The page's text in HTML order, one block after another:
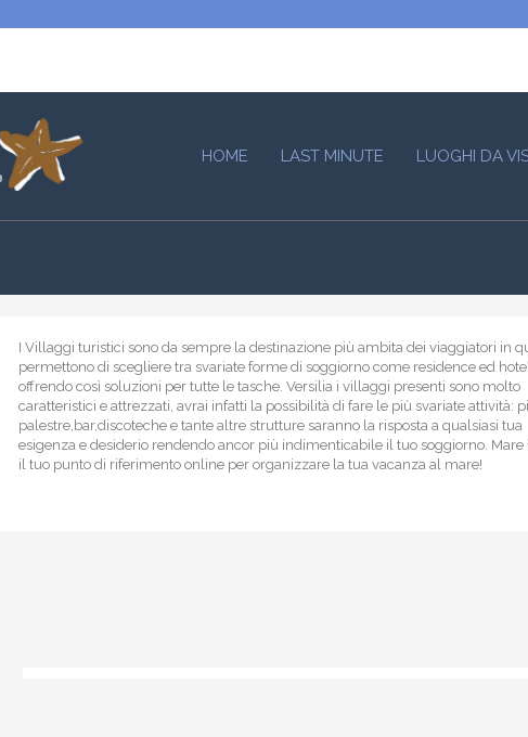
HOME LAST MINUTE LUOGHI DA
I Villaggi turistici sono da sempre la destinazione più ambita dei viaggiatori in
permettono di scegliere tra svariate forme di soggiorno come residence ed
offrendo così soluzioni per tutte le tasche. Versilia i villaggi presenti sono molto
caratteristici e attrezzati, avrai infatti la possibilità di fare le più svariate attività:
palestre,bar,discoteche e tante altre strutture saranno la risposta a qualsiasi tua
esigenza e desiderio rendendo ancor più indimenticabile il tuo soggiorno. Mare
il tuo punto di riferimento online per organizzare la tua vacanza al mare!